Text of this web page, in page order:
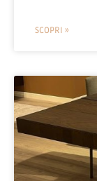
SCOPRI »